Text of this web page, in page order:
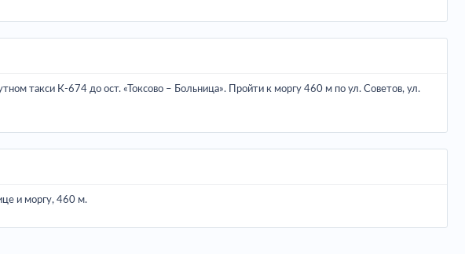
такси К-674 до ост. «Токсово – Больница». Пройти к моргу 460 м по ул. Советов, ул.
и моргу, 460 м.